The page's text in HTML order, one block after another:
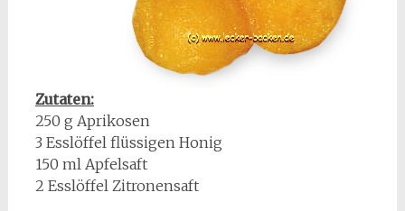
Zutaten:
250 g Aprikosen
3 Esslöffel flüssigen Honig
150 ml Apfelsaft
2 Esslöffel Zitronensaft